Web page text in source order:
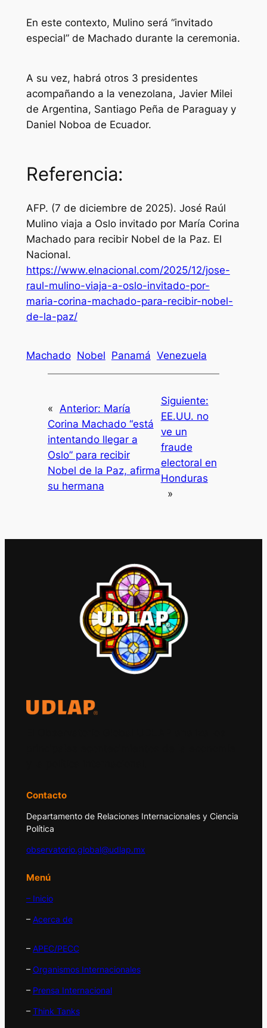
En este contexto, Mulino será “invitado
especial” de Machado durante la ceremonia.
A su vez, habrá otros 3 presidentes
acompañando a la venezolana, Javier Milei
de Argentina, Santiago Peña de Paraguay y
Daniel Noboa de Ecuador.
Referencia:
AFP. (7 de diciembre de 2025). José Raúl
Mulino viaja a Oslo invitado por María Corina
Machado para recibir Nobel de la Paz. El
Nacional.
https://www.elnacional.com/2025/12/jose-
raul-mulino-viaja-a-oslo-invitado-por-
maria-corina-machado-para-recibir-nobel-
de-la-paz/
Machado Nobel Panamá Venezuela
« Anterior: María
Corina Machado “está
intentando llegar a
Oslo” para recibir
Nobel de la Paz, afirma
su hermana
Siguiente:
EE.UU. no
ve un
fraude
electoral en
Honduras
»
Contacto
Departamento de Relaciones Internacionales y Ciencia
Política
observatorio.global@udlap.mx
Menú
– Inicio
– Acerca de
– APEC/PECC
– Organismos Internacionales
– Prensa Internacional
– Think Tanks